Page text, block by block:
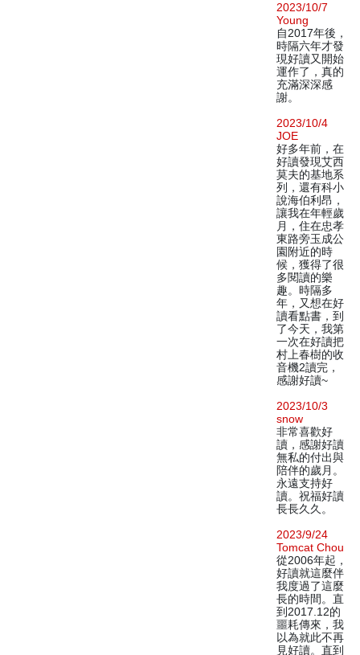
2023/10/7
Young
自2017年後，
時隔六年才發
現好讀又開始
運作了，真的
充滿深深感
謝。
2023/10/4
JOE
好多年前，在
好讀發現艾西
莫夫的基地系
列，還有科小
說海伯利昂，
讓我在年輕歲
月，住在忠孝
東路旁玉成公
園附近的時
候，獲得了很
多閱讀的樂
趣。時隔多
年，又想在好
讀看點書，到
了今天，我第
一次在好讀把
村上春樹的收
音機2讀完，
感謝好讀~
2023/10/3
snow
非常喜歡好
讀，感謝好讀
無私的付出與
陪伴的歲月。
永遠支持好
讀。祝福好讀
長長久久。
2023/9/24
Tomcat Chou
從2006年起，
好讀就這麼伴
我度過了這麼
長的時間。直
到2017.12的
噩耗傳來，我
以為就此不再
見好讀。直到